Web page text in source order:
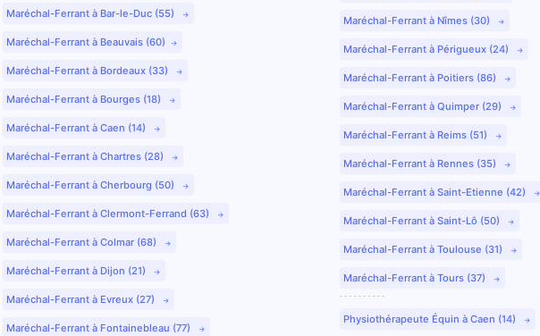
Maréchal-Ferrant à Bar-le-Duc (55)
Maréchal-Ferrant à Beauvais (60)
Maréchal-Ferrant à Bordeaux (33)
Maréchal-Ferrant à Bourges (18)
Maréchal-Ferrant à Caen (14)
Maréchal-Ferrant à Chartres (28)
Maréchal-Ferrant à Cherbourg (50)
Maréchal-Ferrant à Clermont-Ferrand (63)
Maréchal-Ferrant à Colmar (68)
Maréchal-Ferrant à Dijon (21)
Maréchal-Ferrant à Evreux (27)
Maréchal-Ferrant à Fontainebleau (77)
Maréchal-Ferrant à Nîmes (30)
Maréchal-Ferrant à Périgueux (24)
Maréchal-Ferrant à Poitiers (86)
Maréchal-Ferrant à Quimper (29)
Maréchal-Ferrant à Reims (51)
Maréchal-Ferrant à Rennes (35)
Maréchal-Ferrant à Saint-Etienne (42)
Maréchal-Ferrant à Saint-Lô (50)
Maréchal-Ferrant à Toulouse (31)
Maréchal-Ferrant à Tours (37)
Physiothérapeute Équin à Caen (14)